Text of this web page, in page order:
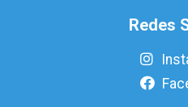
Redes